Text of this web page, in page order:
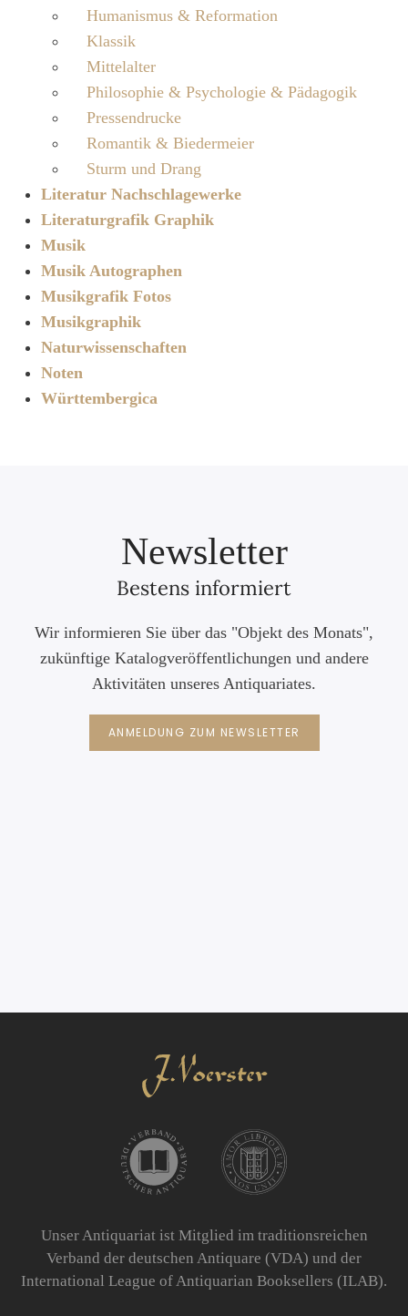
Humanismus & Reformation
Klassik
Mittelalter
Philosophie & Psychologie & Pädagogik
Pressendrucke
Romantik & Biedermeier
Sturm und Drang
Literatur Nachschlagewerke
Literaturgrafik Graphik
Musik
Musik Autographen
Musikgrafik Fotos
Musikgraphik
Naturwissenschaften
Noten
Württembergica
Newsletter
Bestens informiert
Wir informieren Sie über das "Objekt des Monats",
zukünftige Katalogveröffentlichungen und andere
Aktivitäten unseres Antiquariates.
ANMELDUNG ZUM NEWSLETTER
Unser Antiquariat ist Mitglied im traditionsreichen
Verband der deutschen Antiquare (VDA) und der
International League of Antiquarian Booksellers (ILAB).